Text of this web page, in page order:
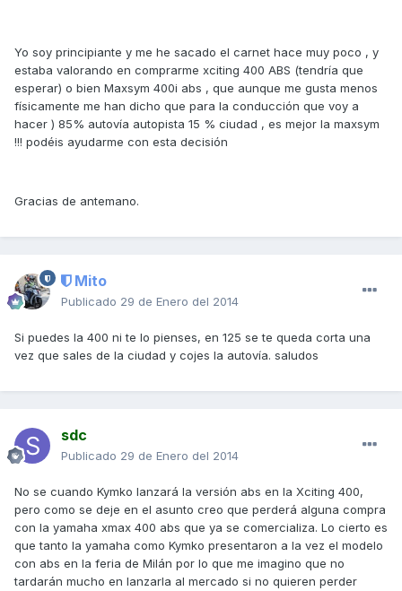
Yo soy principiante y me he sacado el carnet hace muy poco , y
estaba valorando en comprarme xciting 400 ABS (tendría que
esperar) o bien Maxsym 400i abs , que aunque me gusta menos
físicamente me han dicho que para la conducción que voy a
hacer ) 85% autovía autopista 15 % ciudad , es mejor la maxsym
!!! podéis ayudarme con esta decisión
Gracias de antemano.
Mito
Publicado 29 de Enero del 2014
Si puedes la 400 ni te lo pienses, en 125 se te queda corta una
vez que sales de la ciudad y cojes la autovía. saludos
sdc
Publicado 29 de Enero del 2014
No se cuando Kymko lanzará la versión abs en la Xciting 400,
pero como se deje en el asunto creo que perderá alguna compra
con la yamaha xmax 400 abs que ya se comercializa. Lo cierto es
que tanto la yamaha como Kymko presentaron a la vez el modelo
con abs en la feria de Milán por lo que me imagino que no
tardarán mucho en lanzarla al mercado si no quieren perder